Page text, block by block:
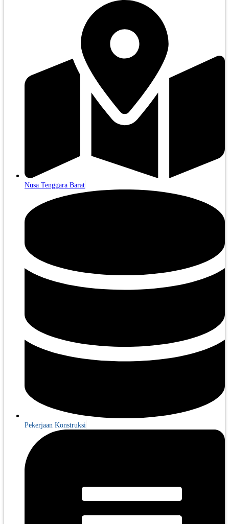
Nusa Tenggara Barat
Pekerjaan Konstruksi